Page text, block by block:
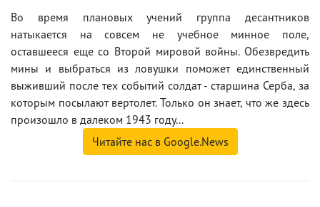
Во время плановых учений группа десантников
натыкается на совсем не учебное минное поле,
оставшееся еще со Второй мировой войны. Обезвредить
мины и выбраться из ловушки поможет единственный
выживший после тех событий солдат - старшина Серба, за
которым посылают вертолет. Только он знает, что же здесь
произошло в далеком 1943 году...
Читайте нас в Google.News